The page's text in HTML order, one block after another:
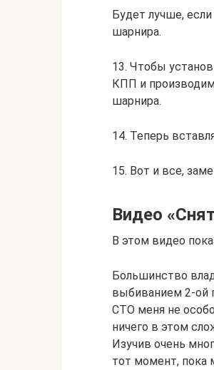
Будет лучше,
шарнира.
13. Чтобы
КПП и
шарнира.
14. Теперь
15. Вот и все,
Видео
В этом видео
Большинство
выбиванием 2-ой
СТО меня не
ничего в этом
Изучив очень
тот момент, пока